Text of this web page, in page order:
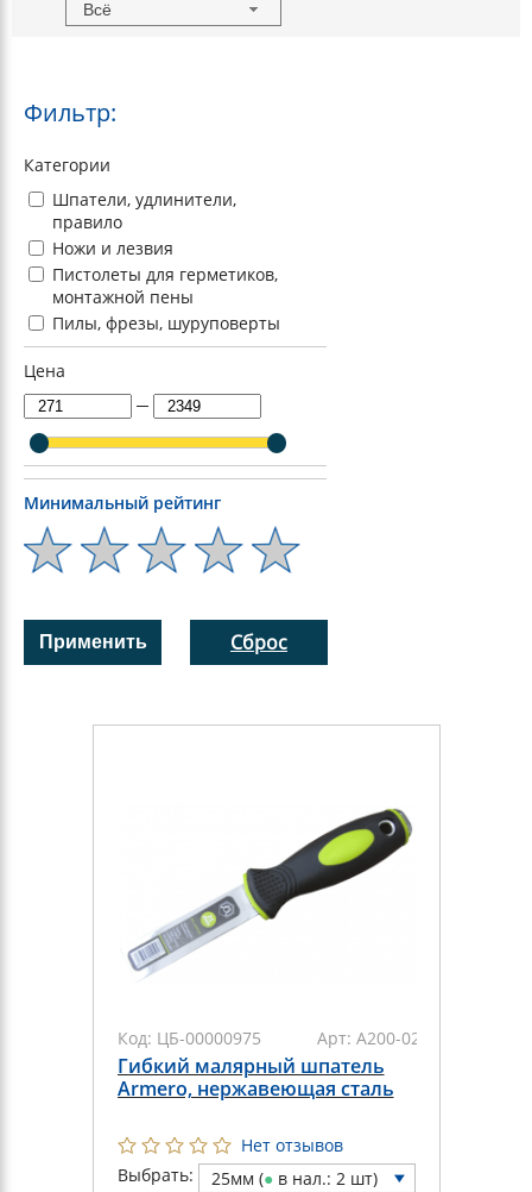
Всё
Фильтр:
Категории
Шпатели, удлинители,
правило
Ножи и лезвия
Пистолеты для герметиков,
монтажной пены
Пилы, фрезы, шуруповерты
Цена
─
Минимальный рейтинг
Сброс
Код: ЦБ-00000975 Арт: A200-025
Гибкий малярный шпатель
Armero, нержавеющая сталь
Нет отзывов
Выбрать:
25мм (●в нал.: 2 шт)